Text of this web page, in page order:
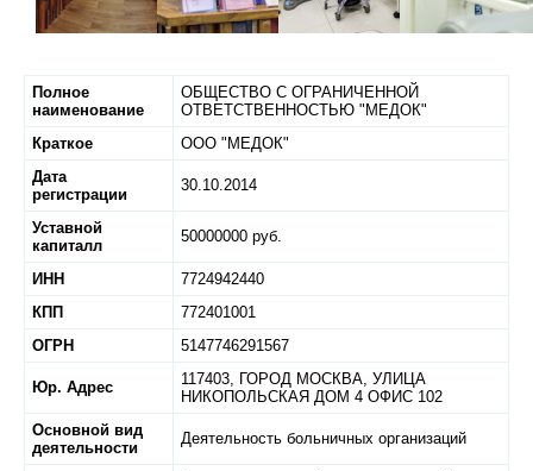
Полное
наименование
ОБЩЕСТВО С ОГРАНИЧЕННОЙ
ОТВЕТСТВЕННОСТЬЮ "МЕДОК"
Краткое
ООО "МЕДОК"
Дата
регистрации
30.10.2014
Уставной
капиталл
50000000 руб.
ИНН
7724942440
КПП
772401001
ОГРН
5147746291567
Юр. Адрес 117403, ГОРОД МОСКВА, УЛИЦА
НИКОПОЛЬСКАЯ ДОМ 4 ОФИС 102
Основной вид
деятельности
Деятельность больничных организаций